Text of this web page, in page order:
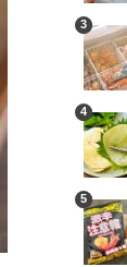
3
4
5